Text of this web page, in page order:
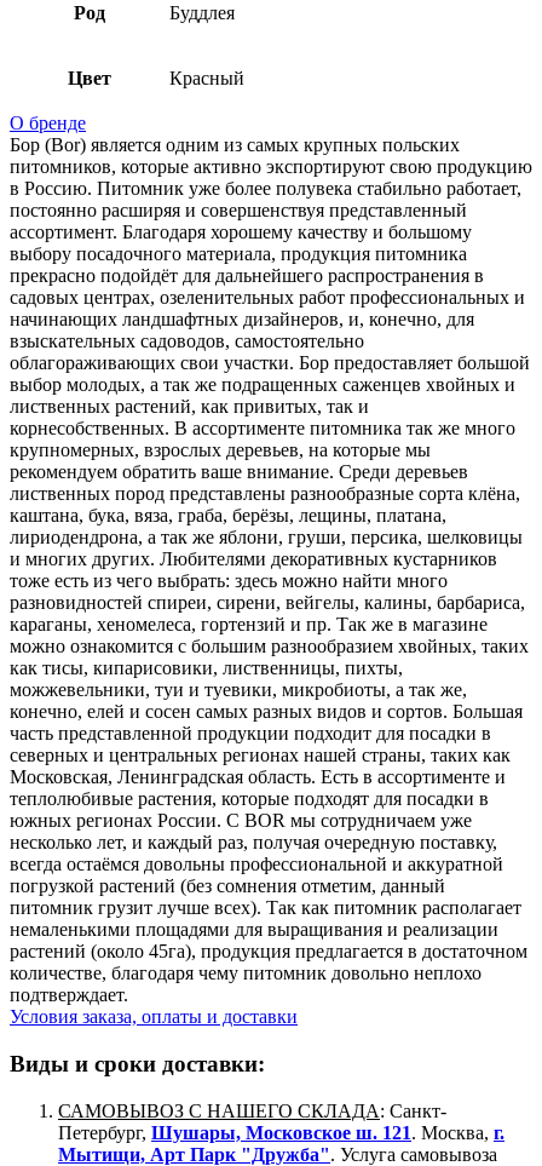
Род Буддлея
Цвет Красный
О бренде
Бор (Bor) является одним из самых крупных польских
питомников, которые активно экспортируют свою продукцию
в Россию. Питомник уже более полувека стабильно работает,
постоянно расширяя и совершенствуя представленный
ассортимент. Благодаря хорошему качеству и большому
выбору посадочного материала, продукция питомника
прекрасно подойдёт для дальнейшего распространения в
садовых центрах, озеленительных работ профессиональных и
начинающих ландшафтных дизайнеров, и, конечно, для
взыскательных садоводов, самостоятельно
облагораживающих свои участки. Бор предоставляет большой
выбор молодых, а так же подращенных саженцев хвойных и
лиственных растений, как привитых, так и
корнесобственных. В ассортименте питомника так же много
крупномерных, взрослых деревьев, на которые мы
рекомендуем обратить ваше внимание. Среди деревьев
лиственных пород представлены разнообразные сорта клёна,
каштана, бука, вяза, граба, берёзы, лещины, платана,
лириодендрона, а так же яблони, груши, персика, шелковицы
и многих других. Любителями декоративных кустарников
тоже есть из чего выбрать: здесь можно найти много
разновидностей спиреи, сирени, вейгелы, калины, барбариса,
караганы, хеномелеса, гортензий и пр. Так же в магазине
можно ознакомится с большим разнообразием хвойных, таких
как тисы, кипарисовики, лиственницы, пихты,
можжевельники, туи и туевики, микробиоты, а так же,
конечно, елей и сосен самых разных видов и сортов. Большая
часть представленной продукции подходит для посадки в
северных и центральных регионах нашей страны, таких как
Московская, Ленинградская область. Есть в ассортименте и
теплолюбивые растения, которые подходят для посадки в
южных регионах России. С BOR мы сотрудничаем уже
несколько лет, и каждый раз, получая очередную поставку,
всегда остаёмся довольны профессиональной и аккуратной
погрузкой растений (без сомнения отметим, данный
питомник грузит лучше всех). Так как питомник располагает
немаленькими площадями для выращивания и реализации
растений (около 45га), продукция предлагается в достаточном
количестве, благодаря чему питомник довольно неплохо
подтверждает.
Условия заказа, оплаты и доставки
Виды и сроки доставки:
САМОВЫВОЗ С НАШЕГО СКЛАДА: Санкт-
Петербург, Шушары, Московское ш. 121. Москва, г.
Мытищи, Арт Парк "Дружба". Услуга самовывоза